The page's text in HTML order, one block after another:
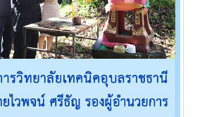
วท.อุบลฯ ลงนามบันทึกความ
เข้าใจร่วมมือ (MOU) ร่วมกับ
บริษัท ทีเจซี คอร์ปอเรชั่น
จำกัด เพื่อการเรียนการสอน
อาชีวศึกษา